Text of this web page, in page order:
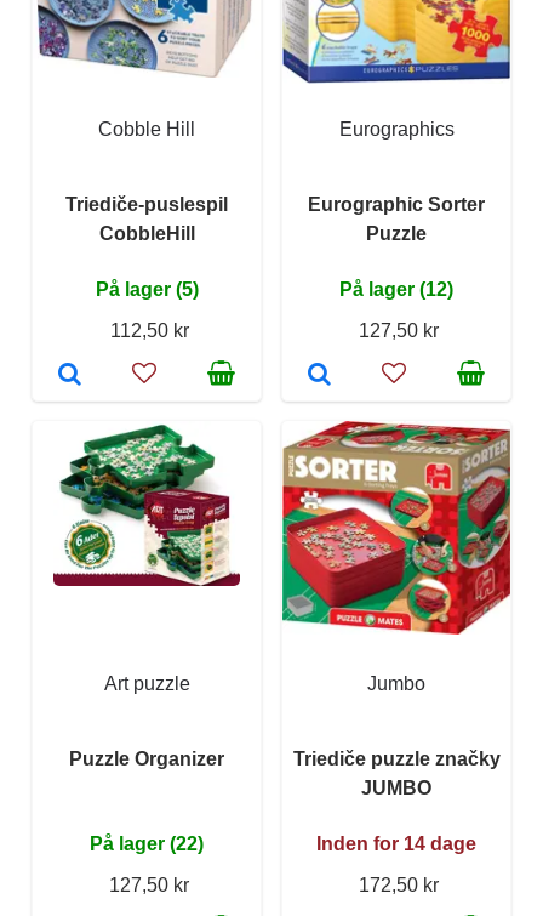
Cobble Hill
Triediče-puslespil
CobbleHill
På lager (5)
112,50 kr
Eurographics
Eurographic Sorter
Puzzle
På lager (12)
127,50 kr
Art puzzle
Puzzle Organizer
På lager (22)
127,50 kr
Jumbo
Triediče puzzle značky
JUMBO
Inden for 14 dage
172,50 kr